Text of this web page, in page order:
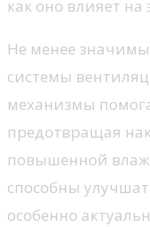
как оно влияет
Не менее
системы
механизмы
предотвращая
повышенной
способны
особенно